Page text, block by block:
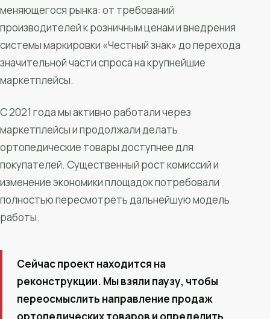
меняющегося рынка: от требований
производителей к розничным ценам и внедрения
системы маркировки «Честный знак» до перехода
значительной части спроса на крупнейшие
маркетплейсы.
С 2021 года мы активно работали через
маркетплейсы и продолжали делать
ортопедические товары доступнее для
покупателей. Существенный рост комиссий и
изменение экономики площадок потребовали
полностью пересмотреть дальнейшую модель
работы.
Сейчас проект находится на
реконструкции. Мы взяли паузу, чтобы
переосмыслить направление продаж